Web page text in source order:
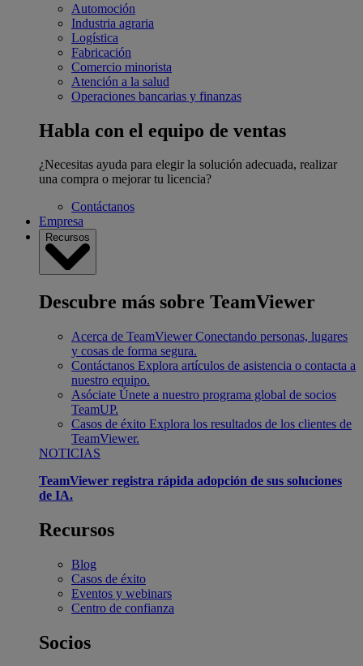
Automoción
Industria agraria
Logística
Fabricación
Comercio minorista
Atención a la salud
Operaciones bancarias y finanzas
Habla con el equipo de ventas
¿Necesitas ayuda para elegir la solución adecuada, realizar
una compra o mejorar tu licencia?
Contáctanos
Empresa
Recursos
Descubre más sobre TeamViewer
Acerca de TeamViewer Conectando personas, lugares
y cosas de forma segura.
Contáctanos Explora artículos de asistencia o contacta a
nuestro equipo.
Asóciate Únete a nuestro programa global de socios
TeamUP.
Casos de éxito Explora los resultados de los clientes de
TeamViewer.
NOTICIAS
TeamViewer registra rápida adopción de sus soluciones
de IA.
Recursos
Blog
Casos de éxito
Eventos y webinars
Centro de confianza
Socios